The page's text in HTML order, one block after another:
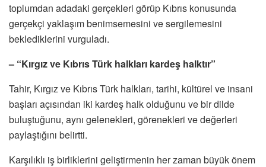
toplumdan adadaki gerçekleri görüp Kıbrıs konusunda
gerçekçi yaklaşım benimsemesini ve sergilemesini
beklediklerini vurguladı.
– “Kırgız ve Kıbrıs Türk halkları kardeş halktır”
Tahir, Kırgız ve Kıbrıs Türk halkları, tarihi, kültürel ve insani
başları açısından iki kardeş halk olduğunu ve bir dilde
buluştuğunu, aynı gelenekleri, görenekleri ve değerleri
paylaştığını belirtti.
Karşılıklı iş birliklerini geliştirmenin her zaman büyük önem